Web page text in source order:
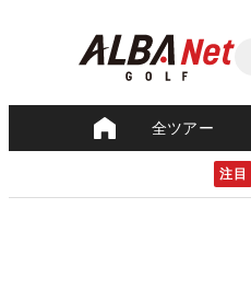
全ツアー
注目